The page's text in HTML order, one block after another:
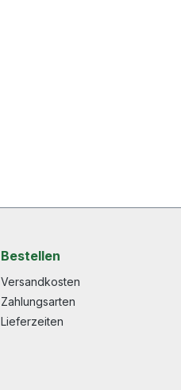
Bestellen
Versandkosten
Zahlungsarten
Lieferzeiten